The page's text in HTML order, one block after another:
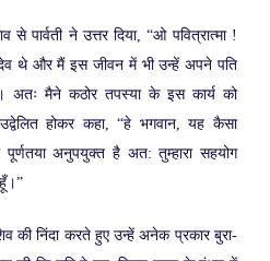
ने उत्तर दिया, “ओ पवित्रात्मा !
थे और मैं इस जीवन में भी उन्हें अपने पति
अतः मैने कठोर तपस्या के इस कार्य को
होकर कहा, “हे भगवान, यह कैसा
पूर्णतया अनुपयुक्त है अत: तुम्हारा सहयोग
की निंदा करते हुए उन्हें अनेक प्रकार बुरा-